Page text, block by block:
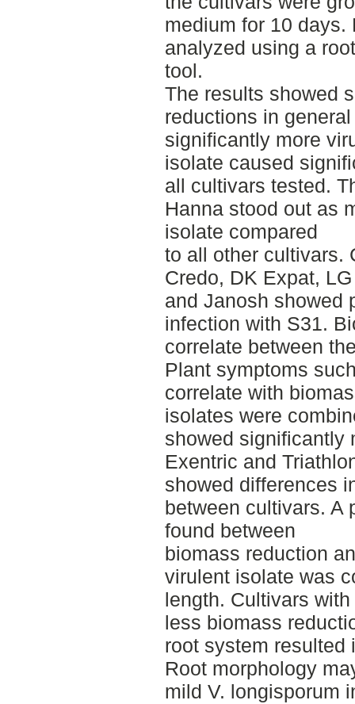
medium for 10 days.
analyzed using a
tool.
The results showed
reductions in
significantly more
isolate caused
all cultivars tested.
Hanna stood out as
isolate compared
to all other cultivars.
Credo, DK Expat,
and Janosh showed
infection with S31.
correlate between
Plant symptoms
correlate with
isolates were
showed significantly
Exentric and
showed differences
between cultivars. A
found between
biomass reduction
virulent isolate was
length. Cultivars
less biomass
root system resulted
Root morphology
mild V. longisporum